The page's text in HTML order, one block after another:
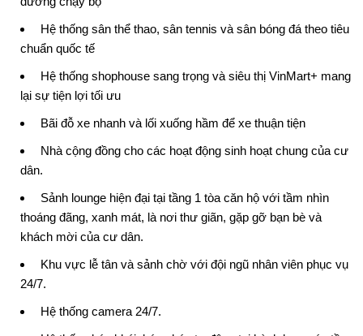
Hệ thống sân thể thao, sân tennis và sân bóng đá theo tiêu
chuẩn quốc tế
Hệ thống shophouse sang trọng và siêu thị VinMart+ mang
lại sự tiện lợi tối ưu
Bãi đỗ xe nhanh và lối xuống hầm để xe thuận tiện
Nhà cộng đồng cho các hoạt động sinh hoạt chung của cư
dân.
Sảnh lounge hiện đại tại tầng 1 tòa căn hộ với tầm nhìn
thoáng đãng, xanh mát, là nơi thư giãn, gặp gỡ bạn bè và
khách mời của cư dân.
Khu vực lễ tân và sảnh chờ với đội ngũ nhân viên phục vụ
24/7.
Hệ thống camera 24/7.